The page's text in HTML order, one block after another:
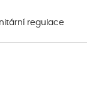
regulace